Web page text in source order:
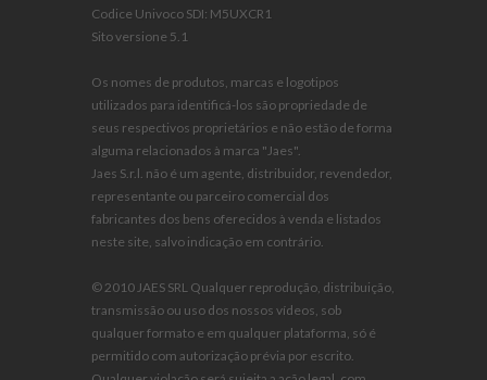
Codice Univoco SDI: M5UXCR1
Sito versione 5.1
Os nomes de produtos, marcas e logotipos
utilizados para identificá-los são propriedade de
seus respectivos proprietários e não estão de forma
alguma relacionados à marca "Jaes".
Jaes S.r.l. não é um agente, distribuidor, revendedor,
representante ou parceiro comercial dos
fabricantes dos bens oferecidos à venda e listados
neste site, salvo indicação em contrário.
© 2010 JAES SRL Qualquer reprodução, distribuição,
transmissão ou uso dos nossos vídeos, sob
qualquer formato e em qualquer plataforma, só é
permitido com autorização prévia por escrito.